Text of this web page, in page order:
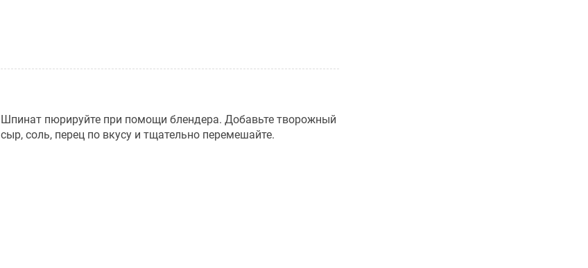
Шпинат пюрируйте при помощи блендера. Добавьте творожный
сыр, соль, перец по вкусу и тщательно перемешайте.